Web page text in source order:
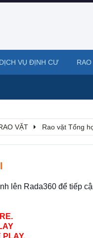
VẶT Rao vặt Tổng
lên Rada360 để tiếp
VỤ ĐỊNH CƯ